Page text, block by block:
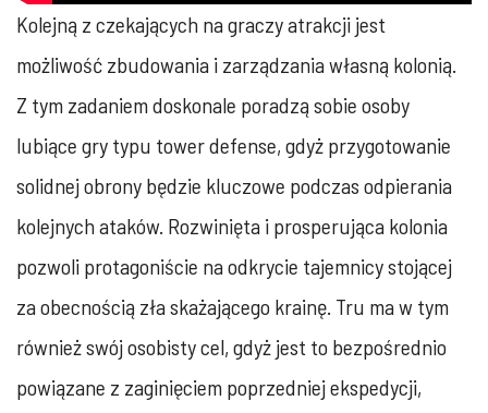
Kolejną z czekających na graczy atrakcji jest
możliwość zbudowania i zarządzania własną kolonią.
Z tym zadaniem doskonale poradzą sobie osoby
lubiące gry typu tower defense, gdyż przygotowanie
solidnej obrony będzie kluczowe podczas odpierania
kolejnych ataków. Rozwinięta i prosperująca kolonia
pozwoli protagoniście na odkrycie tajemnicy stojącej
za obecnością zła skażającego krainę. Tru ma w tym
również swój osobisty cel, gdyż jest to bezpośrednio
powiązane z zaginięciem poprzedniej ekspedycji,